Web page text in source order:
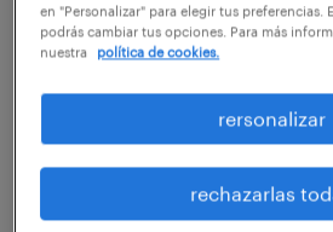
en "Personalizar" para elegir tus preferencias.
podrás cambiar tus opciones. Para más
nuestra
política de cookies.
rersonalizar
rechazarlas